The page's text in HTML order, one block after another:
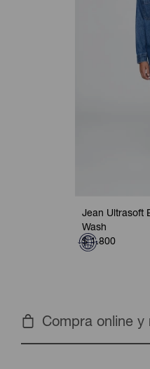
Jean Ultrasoft
Wash
$ 1.800
Compra online